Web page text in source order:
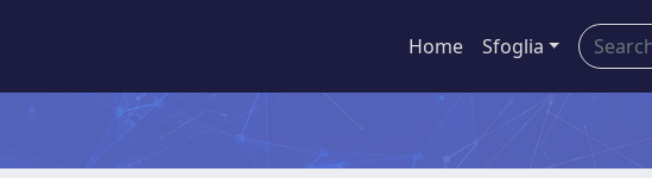
Home Sfoglia